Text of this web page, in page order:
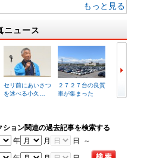
もっと見る
ニュース
セリ前にあいさつ
を述べる小久…
２７２７台の良質
車が集まった
ション関連の過去記事を検索する
年
月 日 ～